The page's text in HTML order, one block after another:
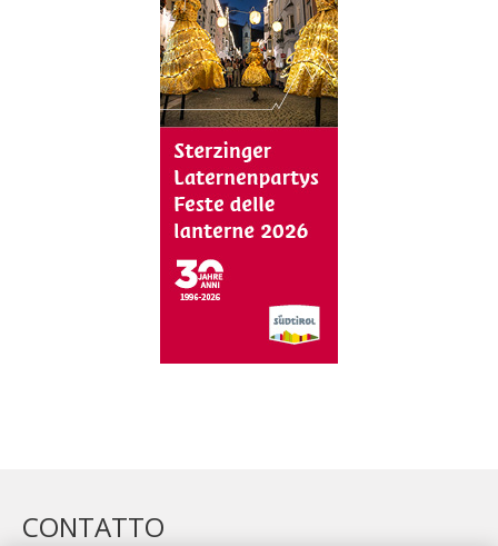
CONTATTO